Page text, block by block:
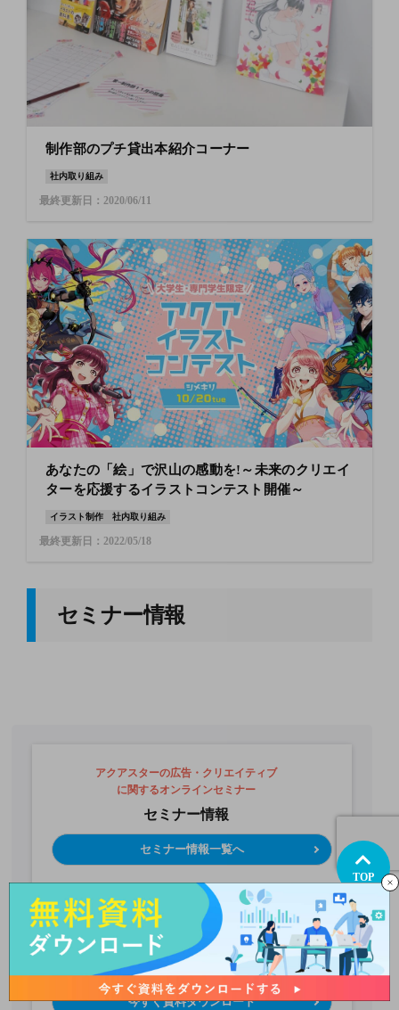
制作部のプチ貸出本紹介コーナー
社内取り組み
最終更新日：2020/06/11
あなたの「絵」で沢山の感動を!～未来のクリエイ
ターを応援するイラストコンテスト開催～
イラスト制作 社内取り組み
最終更新日：2022/05/18
セミナー情報
アクアスターの広告・クリエイティブ
に関するオンラインセミナー
セミナー情報
セミナー情報一覧へ
機能性をさらに向上させるための
サービス資料を無料ダウンロード
資料ダウンロード
今すぐ資料ダウンロード
TOP